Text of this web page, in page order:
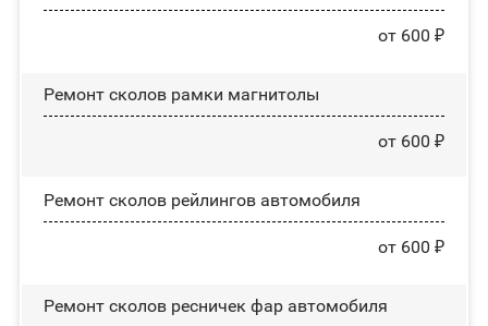
от 600 ₽
Ремонт сколов рамки магнитолы
от 600 ₽
Ремонт сколов рейлингов автомобиля
от 600 ₽
Ремонт сколов ресничек фар автомобиля